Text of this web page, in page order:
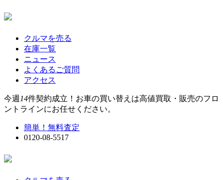
クルマを売る
在庫一覧
ニュース
よくあるご質問
アクセス
今週 14件契約成立！お車の買い替えは高値買取・販売のフロ
ントラインにお任せください。
簡単！無料査定
0120-08-5517